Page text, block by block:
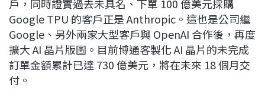
戶，同時證實過去未具名、下單 100 億美元採購
Google TPU 的客戶正是 Anthropic。這也是公司繼
Google、另外兩家大型客戶與 OpenAI 合作後，再度
擴大 AI 晶片版圖。目前博通客製化 AI 晶片的未完成
訂單金額累計已達 730 億美元，將在未來 18 個月交
付。